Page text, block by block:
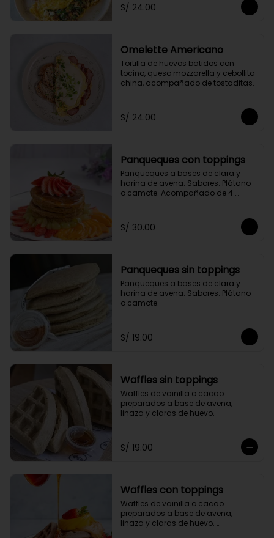
S/ 24.00
Omelette Americano
Tortilla de huevos batidos con
tocino, queso mozzarella y cebollita
china, acompañado de tostaditas.
S/ 24.00
Panqueques con toppings
Panqueques a bases de clara y
harina de avena. Sabores: Plátano
o camote. Acompañado de 4
S/ 30.00
Panqueques sin toppings
Panqueques a bases de clara y
harina de avena. Sabores: Plátano
o camote.
S/ 19.00
Waffles sin toppings
Waffles de vainilla o cacao
preparados a base de avena,
linaza y claras de huevo.
S/ 19.00
Waffles con toppings
Waffles de vainilla o cacao
preparados a base de avena,
linaza y claras de huevo.